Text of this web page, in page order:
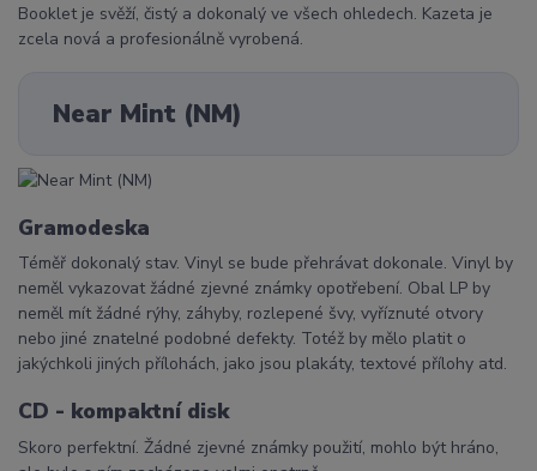
Booklet je svěží, čistý a dokonalý ve všech ohledech. Kazeta je
zcela nová a profesionálně vyrobená.
Near Mint (NM)
Gramodeska
Téměř dokonalý stav. Vinyl se bude přehrávat dokonale. Vinyl by
neměl vykazovat žádné zjevné známky opotřebení. Obal LP by
neměl mít žádné rýhy, záhyby, rozlepené švy, vyříznuté otvory
nebo jiné znatelné podobné defekty. Totéž by mělo platit o
jakýchkoli jiných přílohách, jako jsou plakáty, textové přílohy atd.
CD - kompaktní disk
Skoro perfektní. Žádné zjevné známky použití, mohlo být hráno,